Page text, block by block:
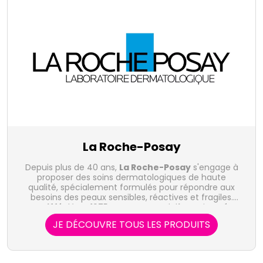
La Roche-Posay
Depuis plus de 40 ans, La Roche-Posays'engage à
proposer des soins dermatologiques de haute
qualité, spécialement formulés pour répondre aux
besoins des peaux sensibles, réactives et fragiles.
Fondé en 1975 en France, ce laboratoire
dermatologique bénéficie d'une expertise reconnue
dans le domaine de la dermatologie et de la
cosmétique, offrant des solutions adaptées aux
Les différentes gammes de produits proposées
par la laboratoire La Roche-Posay :
Effaclar La Roche Posay:La gamme Effaclar
Roche Posayoffre des soins spécialement conçus
JE DÉCOUVRE TOUS LES PRODUITS